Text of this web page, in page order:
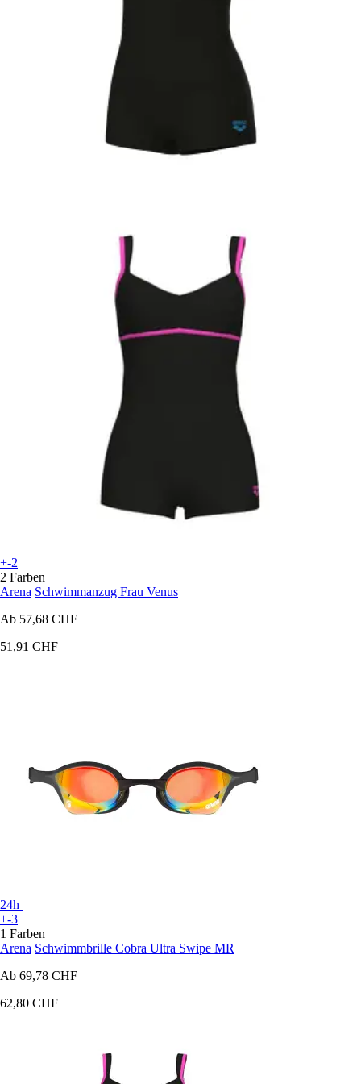
+-2
2 Farben
Arena Schwimmanzug Frau Venus
Ab 57,68 CHF
51,91 CHF
24h
+-3
1 Farben
Arena Schwimmbrille Cobra Ultra Swipe MR
Ab 69,78 CHF
62,80 CHF